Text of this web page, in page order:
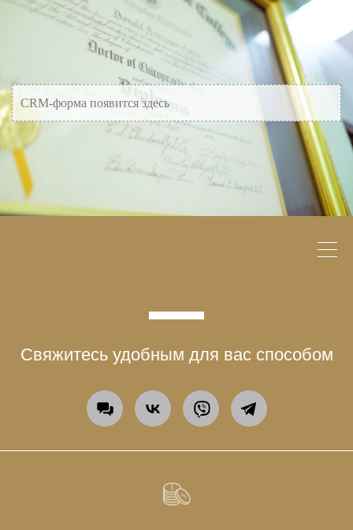
CRM-форма появится здесь
Свяжитесь удобным для вас способом